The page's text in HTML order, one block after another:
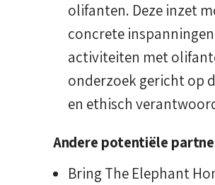
olifanten. Deze inzet
concrete
activiteiten met
onderzoek gericht op
en ethisch
Andere potentiële
Bring The Elephant